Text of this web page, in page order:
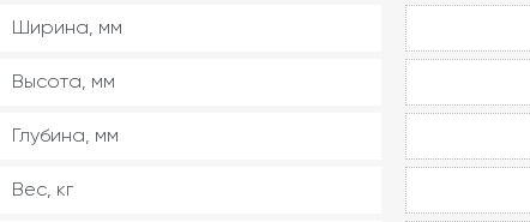
Ширина, мм
Высота, мм
Глубина, мм
Вес, кг